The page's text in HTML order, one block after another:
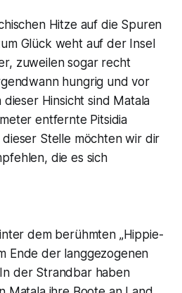
Hitze auf die Spuren
Glück weht auf der Insel
zuweilen sogar recht
hungrig und vor
Hinsicht sind Matala
entfernte Pitsidia
Stelle möchten wir dir
die es sich
dem berühmten „Hippie-
Ende der langgezogenen
der Strandbar haben